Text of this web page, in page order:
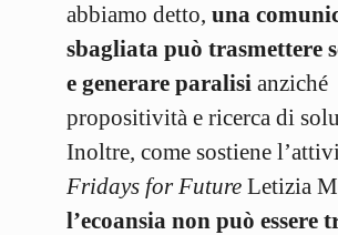
abbiamo detto, una
sbagliata può trasmettere
e generare paralisi anziché
propositività e ricerca di
Inoltre, come sostiene
Fridays for Future Letizia
l’ecoansia non può essere